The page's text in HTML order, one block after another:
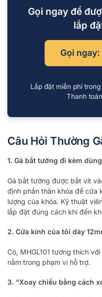
Gọi ngay để
lắp
Gọi
Lắp đặt miễn phí trong
Thanh
Câu Hỏi Thường
1. Gá bắt tường đi kèm
Gá bắt tường được bắt vít
định phần thân khóa để cửa
lượng của khóa. Kỹ thuật
lắp đặt đúng cách khi đến
2. Cửa kính của tôi dày
Có, MHGL101 tương thích
nằm trong phạm vi hỗ trợ.
3. “Xoay chiều bằng cách